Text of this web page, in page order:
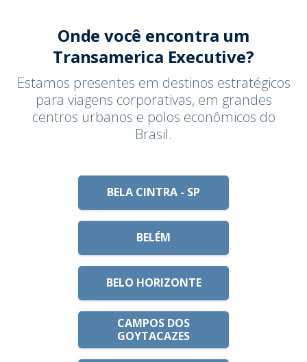
Onde você encontra um
Transamerica Executive?
Estamos presentes em destinos estratégicos
para viagens corporativas, em grandes
centros urbanos e polos econômicos do
Brasil.
BELA CINTRA - SP
BELÉM
BELO HORIZONTE
CAMPOS DOS
GOYTACAZES